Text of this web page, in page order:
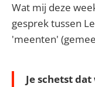
Wat mij deze
gesprek tussen
'meenten'
Je schetst